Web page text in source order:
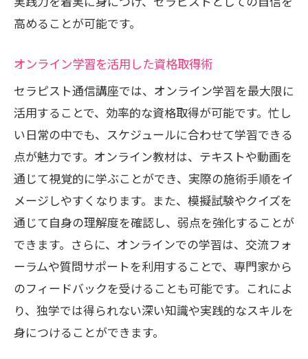
高めることが可能です。
オンライン学習を活用した資格取得術
セラピスト通信講座では、オンライン学習を最大限に
活用することで、効率的な資格取得が可能です。忙し
い日常の中でも、スケジュールに合わせて学習できる
点が魅力です。オンライン教材は、テキストや動画を
通じて視覚的に学ぶことができ、実際の施術手順をイ
メージしやすくなります。また、模擬試験やクイズを
通じて自身の理解度を確認し、弱点を強化することが
できます。さらに、オンラインでの学習は、交流フォ
ーラムや質問サポートを利用することで、専門家から
のフィードバックを受けることも可能です。これによ
り、独学では得られない深い知識や実践的なスキルを
身につけることができます。